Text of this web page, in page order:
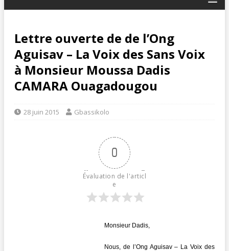
Lettre ouverte de de l’Ong
Aguisav – La Voix des Sans Voix
à Monsieur Moussa Dadis
CAMARA Ouagadougou
28 juin 2015 Gbassikolo
0
Évaluation de l'articl
e
Monsieur Dadis,
Nous, de l’Ong Aguisav – La Voix des